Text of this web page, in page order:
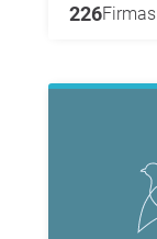
226Firmas